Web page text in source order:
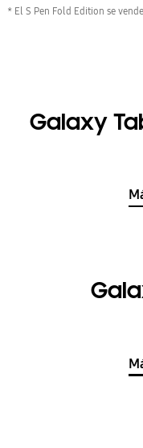
* El S Pen Fold Edition se
Galaxy